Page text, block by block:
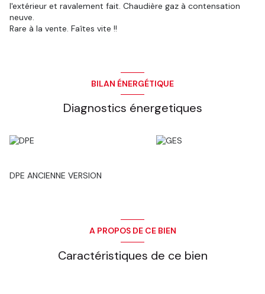
l'extérieur et ravalement fait. Chaudière gaz à contensation
neuve.
Rare à la vente. Faîtes vite !!
BILAN ÉNERGÉTIQUE
Diagnostics énergetiques
DPE ANCIENNE VERSION
A PROPOS DE CE BIEN
Caractéristiques de ce bien